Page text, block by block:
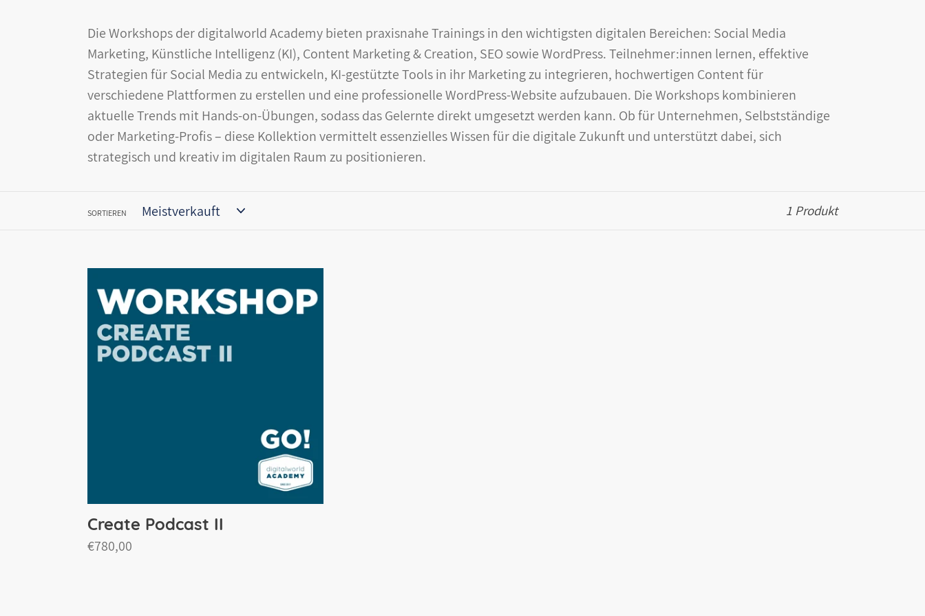
l
u
n
g
:
Die Workshops der digitalworld Academy bieten praxisnahe Trainings in den wichtigsten digitalen Bereichen: Social Media
Marketing, Künstliche Intelligenz (KI), Content Marketing & Creation, SEO sowie WordPress. Teilnehmer:innen lernen, effektive
Strategien für Social Media zu entwickeln, KI-gestützte Tools in ihr Marketing zu integrieren, hochwertigen Content für
verschiedene Plattformen zu erstellen und eine professionelle WordPress-Website aufzubauen. Die Workshops kombinieren
aktuelle Trends mit Hands-on-Übungen, sodass das Gelernte direkt umgesetzt werden kann. Ob für Unternehmen, Selbstständige
oder Marketing-Profis – diese Kollektion vermittelt essenzielles Wissen für die digitale Zukunft und unterstützt dabei, sich
strategisch und kreativ im digitalen Raum zu positionieren.
SORTIEREN 1 Produkt
Podcast
Create Podcast II
Normaler
€780,00